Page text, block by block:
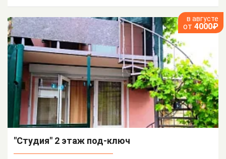
в августе
от 4000₽
"Студия" 2 этаж под-ключ